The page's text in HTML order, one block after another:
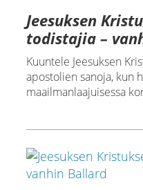
Jeesuksen
todistajia –
Kuuntele Jeesuksen
apostolien sanoja, kun
maailmanlaajuisessa